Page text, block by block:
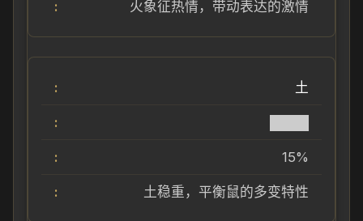
火象征热情，带动表达的激情
土
15%
土稳重，平衡鼠的多变特性